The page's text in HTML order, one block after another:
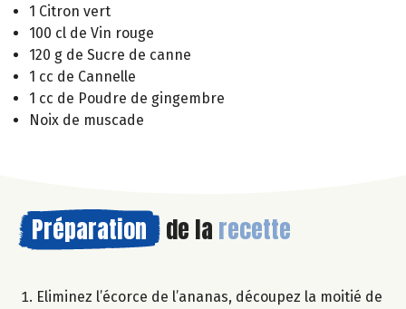
1 Citron vert
100 cl de Vin rouge
120 g de Sucre de canne
1 cc de Cannelle
1 cc de Poudre de gingembre
Noix de muscade
Préparation de la recette
Eliminez l’écorce de l’ananas, découpez la moitié de